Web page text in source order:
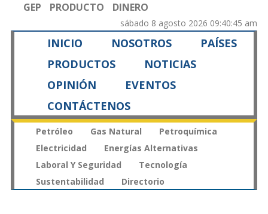
GEP PRODUCTO DINERO
sábado 8 agosto 2026 09:40:45 am
INICIO NOSOTROS
PAÍSES
PRODUCTOS
NOTICIAS
OPINIÓN
EVENTOS
CONTÁCTENOS
Petróleo Gas Natural
Petroquímica
Electricidad
Energías Alternativas
Laboral Y Seguridad
Tecnología
Sustentabilidad
Directorio